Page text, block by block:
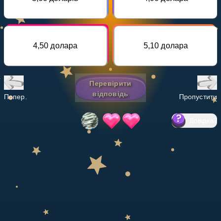
НАВЧАЛЬНИЙ ПЛАН
Увійти4,50 долара 5,10 долара
Попер.
Перевірити
відповідь
Пропустити
?